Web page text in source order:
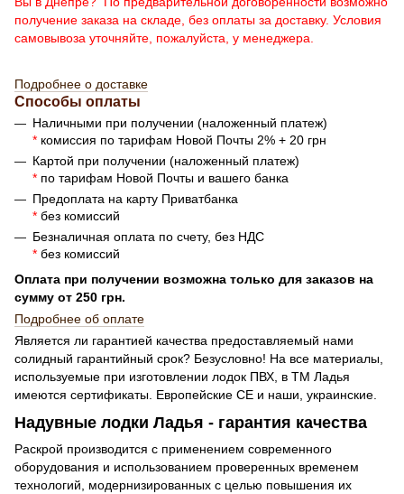
получение заказа на складе, без оплаты за доставку. Условия
самовывоза уточняйте, пожалуйста, у менеджера.
Подробнее о доставке
Способы оплаты
Наличными при получении (наложенный платеж)
* комиссия по тарифам Новой Почты 2% + 20 грн
Картой при получении (наложенный платеж)
* по тарифам Новой Почты и вашего банка
Предоплата на карту Приватбанка
* без комиссий
Безналичная оплата по счету, без НДС
* без комиссий
Оплата при получении возможна только для заказов на
сумму от 250 грн.
Подробнее об оплате
Является ли гарантией качества предоставляемый нами
солидный гарантийный срок? Безусловно! На все материалы,
используемые при изготовлении лодок ПВХ, в ТМ Ладья
имеются сертификаты. Европейские СЕ и наши, украинские.
Надувные лодки Ладья - гарантия качества
Раскрой производится с применением современного
оборудования и использованием проверенных временем
технологий, модернизированных с целью повышения их